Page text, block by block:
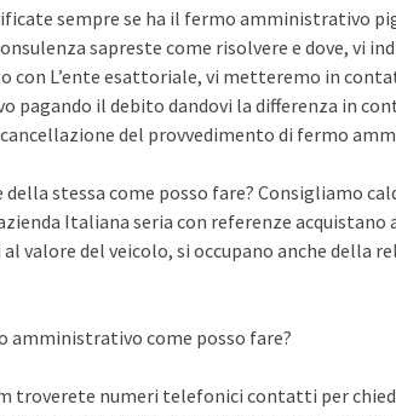
sempre se ha il fermo amministrativo
sapreste come risolvere e dove, vi
con L’ente esattoriale, vi metteremo in
pagando il debito dandovi la differenza in
del provvedimento di fermo
stessa come posso fare? Consigliamo
Italiana seria con referenze acquistano
valore del veicolo, si occupano anche della
amministrativo come posso fare?
troverete numeri telefonici contatti per